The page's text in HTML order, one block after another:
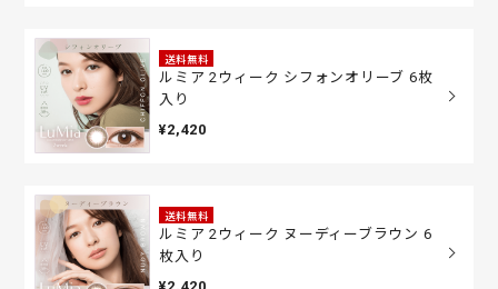
送料無料
ルミア 2ウィーク シフォンオリーブ 6枚
入り
¥2,420
送料無料
ルミア 2ウィーク ヌーディーブラウン 6
枚入り